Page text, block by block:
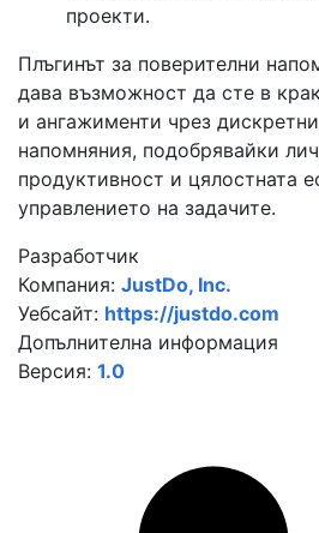
проекти.
Плъгинът за поверителни
дава възможност да сте в
и ангажименти чрез
напомняния, подобрявайки
продуктивност и цялостната
управлението на задачите.
Разработчик
Компания: JustDo, Inc.
Уебсайт: https://justdo.com
Допълнителна информация
Версия: 1.0